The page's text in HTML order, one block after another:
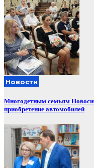
Новости
Многодетным семьям
приобретение автомобилей